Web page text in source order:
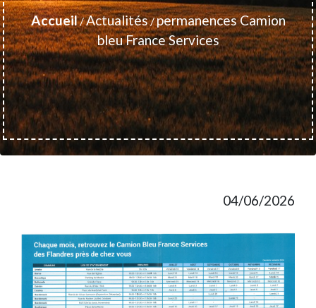
Accueil/Actualités/permanences Camion
bleu France Services
04/06/2026